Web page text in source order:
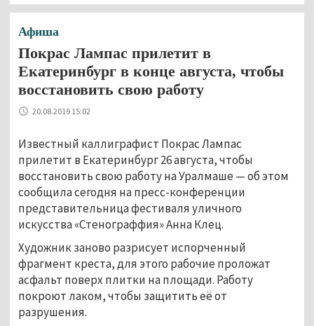
Афиша
Покрас Лампас прилетит в
Екатеринбург в конце августа, чтобы
восстановить свою работу
20.08.2019 15:02
Известный каллиграфист Покрас Лампас
прилетит в Екатеринбург 26 августа, чтобы
восстановить свою работу на Уралмаше — об этом
сообщила сегодня на пресс-конференции
представительница фестиваля уличного
искусства «Стенограффия» Анна Клец.
Художник заново разрисует испорченный
фрагмент креста, для этого рабочие проложат
асфальт поверх плитки на площади. Работу
покроют лаком, чтобы защитить её от
разрушения.